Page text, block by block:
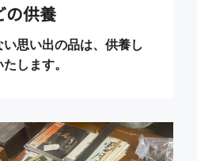
の供養
思い出の品は、供養し
します。